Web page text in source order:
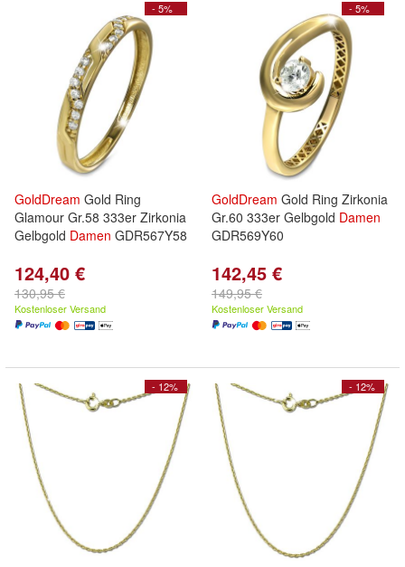
- 5%
GoldDream Gold Ring
Glamour Gr.58 333er Zirkonia
Gelbgold Damen GDR567Y58
124,40 €
130,95 €
Kostenloser Versand
- 5%
GoldDream Gold Ring Zirkonia
Gr.60 333er Gelbgold Damen
GDR569Y60
142,45 €
149,95 €
Kostenloser Versand
- 12% - 12%